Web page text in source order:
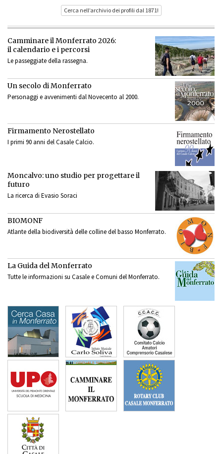
Cerca nell’archivio dei profili dal 1871!
Camminare il Monferrato 2026:
il calendario e i percorsi
Le passeggiate della rassegna.
Un secolo di Monferrato
Personaggi e avvenimenti dal Novecento al 2000.
Firmamento Nerostellato
I primi 90 anni del Casale Calcio.
Moncalvo: uno studio per progettare il
futuro
La ricerca di Evasio Soraci
BIOMONF
Atlante della biodiversità delle colline del basso Monferrato.
La Guida del Monferrato
Tutte le informazioni su Casale e Comuni del Monferrato.